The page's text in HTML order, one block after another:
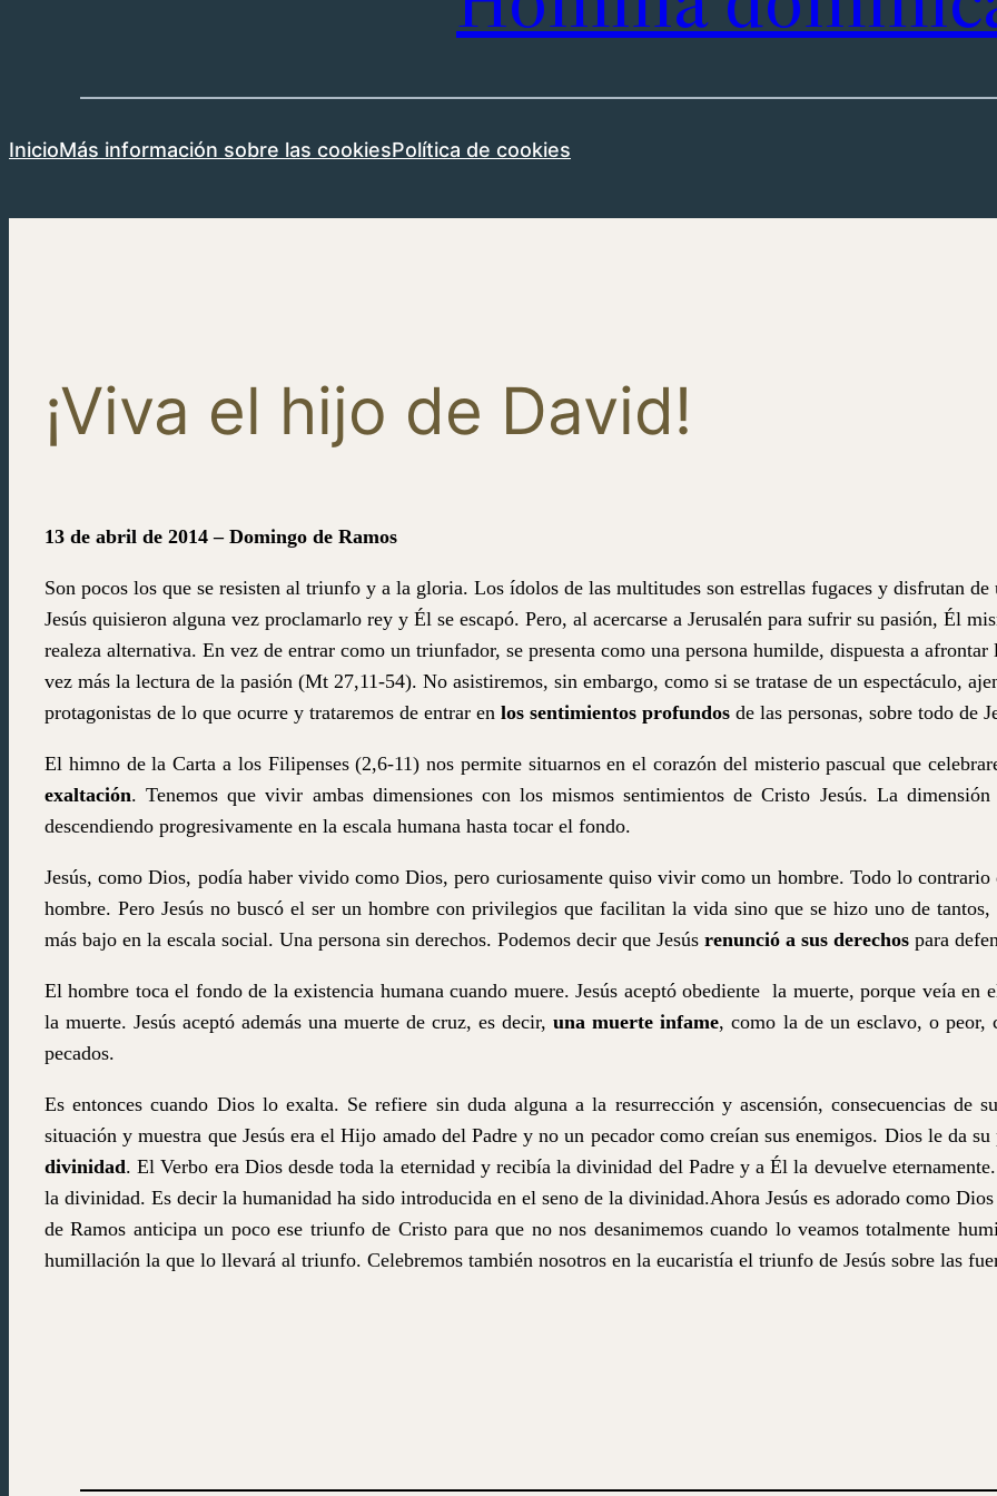
InicioMás información sobre las cookiesPolítica de cookies
¡Viva el hijo de David!
13 de abril de 2014 – Domingo de Ramos
Son pocos los que se resisten al triunfo y a la gloria. Los ídolos de las multitudes son estrellas fugaces y disfrutan de
Jesús quisieron alguna vez proclamarlo rey y Él se escapó. Pero, al acercarse a Jerusalén para sufrir su pasión, Él
realeza alternativa. En vez de entrar como un triunfador, se presenta como una persona humilde, dispuesta a
vez más la lectura de la pasión (Mt 27,11-54). No asistiremos, sin embargo, como si se tratase de un espectáculo,
protagonistas de lo que ocurre y trataremos de entrar en los sentimientos profundos de las personas, sobre todo de
El himno de la Carta a los Filipenses (2,6-11) nos permite situarnos en el corazón del misterio pascual que
exaltación. Tenemos que vivir ambas dimensiones con los mismos sentimientos de Cristo Jesús. La
descendiendo progresivamente en la escala humana hasta tocar el fondo.
Jesús, como Dios, podía haber vivido como Dios, pero curiosamente quiso vivir como un hombre. Todo lo
hombre. Pero Jesús no buscó el ser un hombre con privilegios que facilitan la vida sino que se hizo uno de
más bajo en la escala social. Una persona sin derechos. Podemos decir que Jesús renunció a sus derechos para
El hombre toca el fondo de la existencia humana cuando muere. Jesús aceptó obediente la muerte, porque veía en
la muerte. Jesús aceptó además una muerte de cruz, es decir,una muerte infame, como la de un esclavo, o peor,
pecados.
Es entonces cuando Dios lo exalta. Se refiere sin duda alguna a la resurrección y ascensión, consecuencias de
situación y muestra que Jesús era el Hijo amado del Padre y no un pecador como creían sus enemigos. Dios le da
divinidad. El Verbo era Dios desde toda la eternidad y recibía la divinidad del Padre y a Él la devuelve
la divinidad. Es decir la humanidad ha sido introducida en el seno de la divinidad.Ahora Jesús es adorado como
de Ramos anticipa un poco ese triunfo de Cristo para que no nos desanimemos cuando lo veamos totalmente
humillación la que lo llevará al triunfo. Celebremos también nosotros en la eucaristía el triunfo de Jesús sobre las